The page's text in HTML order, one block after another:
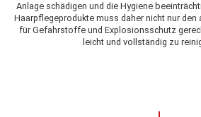
Anlage schädigen und die Hygiene
Haarpflegeprodukte muss daher nicht nur den
für Gefahrstoffe und Explosionsschutz
leicht und vollständig zu